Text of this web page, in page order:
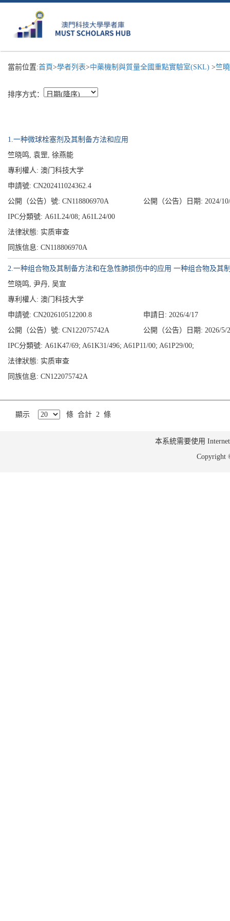
當前位置:首頁>學者列表>中藥機制與質量全國重點實驗室(SKL) >竺
排序方式：
1.一种微球栓塞剂及其制备方法和应用
竺晓鸣, 袁罡, 徐燕能
專利權人: 澳门科技大学
申請號: CN202411024362.4
公開（公告）號: CN118806970A
公開（公告）日期: 2024/
IPC分類號: A61L24/08; A61L24/00
法律狀態: 实质审查
同族信息: CN118806970A
2.一种组合物及其制备方法和在急性肺损伤中的应用 一种组合物及其
竺晓鸣, 尹丹, 吴宣
專利權人: 澳门科技大学
申請號: CN202610512200.8
申請日: 2026/4/17
公開（公告）號: CN122075742A
公開（公告）日期: 2026/5/
IPC分類號: A61K47/69; A61K31/496; A61P11/00; A61P29/00;
法律狀態: 实质审查
同族信息: CN122075742A
顯示 條 合計 2 條
本系統需要使用
Copyright